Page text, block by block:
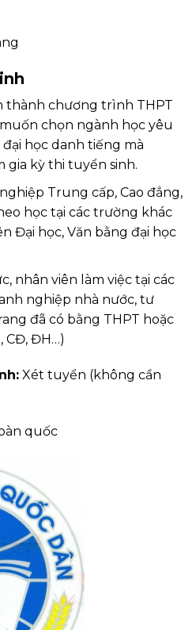
thành chương trình THPT
chọn ngành học yêu
học danh tiếng mà
gia kỳ thi tuyển sinh.
Trung cấp, Cao đẳng,
học tại các trường khác
Đại học, Văn bằng đại học
nhân viên làm việc tại các
nghiệp nhà nước, tư
đã có bằng THPT hoặc
CĐ, ĐH…)
Xét tuyển (không cần
quốc